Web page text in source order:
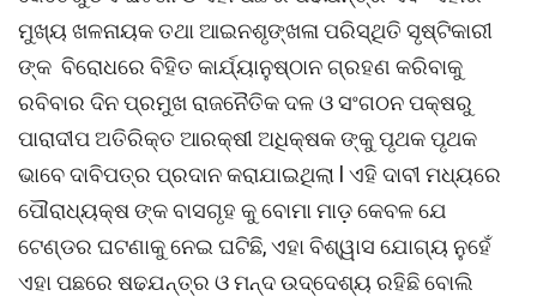
ମୁଖ୍ୟ ଖଳନାୟକ ତଥା ଆଇନଶୃଙ୍ଖଳା ପରିସ୍ଥିତି ସୃଷ୍ଟିକାରୀ
ଙ୍କ ବିରୋଧରେ ବିହିତ କାର୍ଯ୍ୟାନୁଷ୍ଠାନ ଗ୍ରହଣ କରିବାକୁ
ରବିବାର ଦିନ ପ୍ରମୁଖ ରାଜନୈତିକ ଦଳ ଓ ସଂଗଠନ ପକ୍ଷରୁ
ପାରାଦୀପ ଅତିରିକ୍ତ ଆରକ୍ଷୀ ଅଧିକ୍ଷକ ଙ୍କୁ ପୃଥକ ପୃଥକ
ଭାବେ ଦାବିପତ୍ର ପ୍ରଦାନ କରାଯାଇଥିଲା l ଏହି ଦାବୀ ମଧ୍ୟରେ
ପୌରାଧ୍ୟକ୍ଷ ଙ୍କ ବାସଗୃହ କୁ ବୋମା ମାଡ଼ କେବଳ ଯେ
ଟେଣ୍ଡର ଘଟଣାକୁ ନେଇ ଘଟିଛି, ଏହା ବିଶ୍ୱାସ ଯୋଗ୍ୟ ନୁହେଁ
ଏହା ପଛରେ ଷଢଯନ୍ତ୍ର ଓ ମନ୍ଦ ଉଦ୍ଦେଶ୍ୟ ରହିଛି ବୋଲି